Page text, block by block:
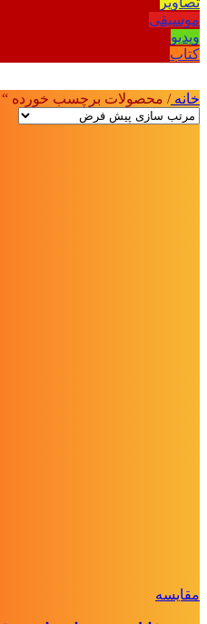
موسیقی
ویدیو
کتاب
خانه/ محصولات برچسب خورده
مقايسه